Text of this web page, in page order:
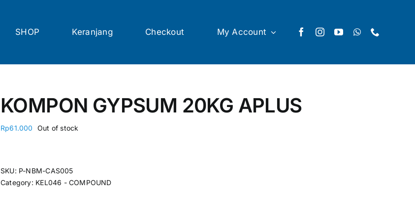
SHOP Keranjang Checkout My Account
KOMPON GYPSUM 20KG APLUS
Rp61.000 Out of stock
SKU: P-NBM-CAS005
Category: KEL046 - COMPOUND